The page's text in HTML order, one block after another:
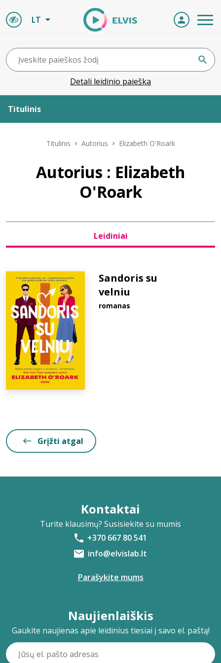
LT
Detali leidinio paieška
Titulinis
Leidiniai
Naujienos
Bibliotekoms
D.U.K.
Titulinis Autorius Elizabeth O'Roark
Autorius : Elizabeth
O'Roark
Leidiniai
Sandoris su
velniu
romanas
Grįžti atgal
Kontaktai
Turite klausimų? Susisiekite su mumis
+370 667 80 541
info@elvislab.lt
Parašykite mums
Naujienlaiškis
Gaukite naujienas apie leidinius tiesiai į savo el. paštą!